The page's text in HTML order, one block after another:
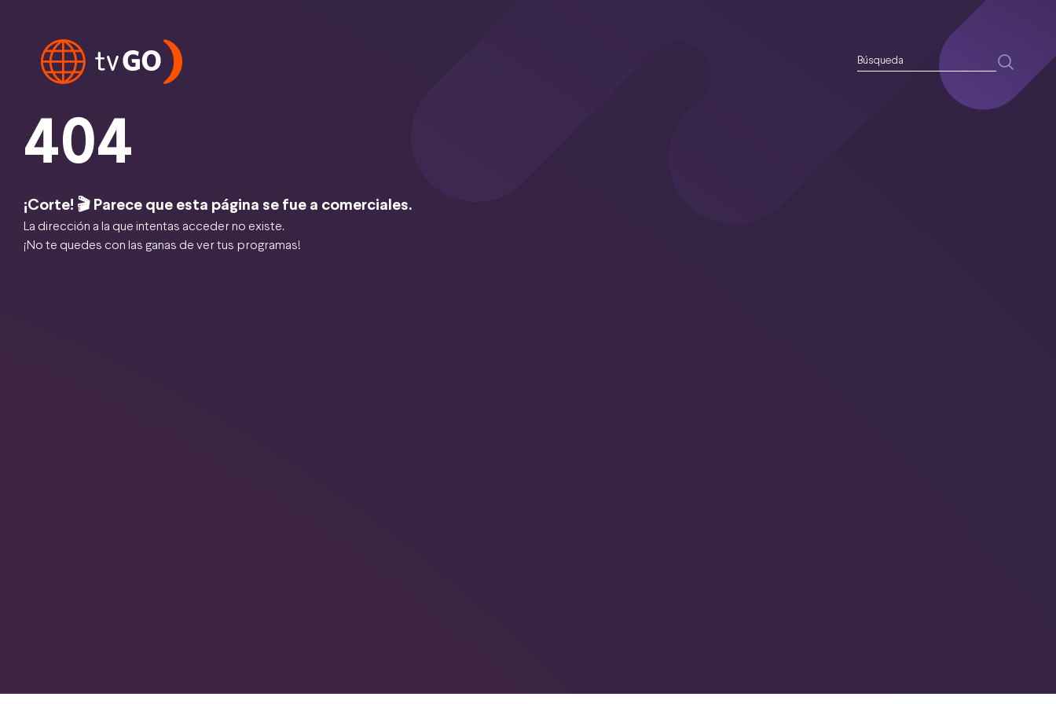
404
¡Corte! 🎬 Parece que esta página se fue a comerciales.
La dirección a la que intentas acceder no existe.
¡No te quedes con las ganas de ver tus programas!